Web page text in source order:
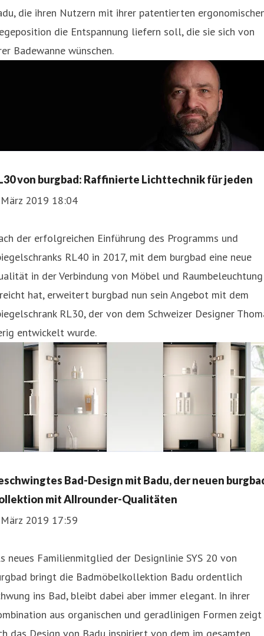
die ihren Nutzern mit ihrer patentierten
die Entspannung liefern soll, die sie sich von
Badewanne wünschen.
von burgbad: Raffinierte Lichttechnik für jeden
2019 18:04
der erfolgreichen Einführung des Programms und
RL40 in 2017, mit dem burgbad eine neue
in der Verbindung von Möbel und Raumbeleuchtung
hat, erweitert burgbad nun sein Angebot mit dem
RL30, der von dem Schweizer Designer
entwickelt wurde.
Bad-Design mit Badu, der neuen
mit Allrounder-Qualitäten
2019 17:59
neues Familienmitglied der Designlinie SYS 20 von
bringt die Badmöbelkollektion Badu ordentlich
ins Bad, bleibt dabei aber immer elegant. In ihrer
aus organischen und geradlinigen Formen zeigt